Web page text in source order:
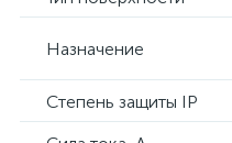
Назначение
Степень защиты IP